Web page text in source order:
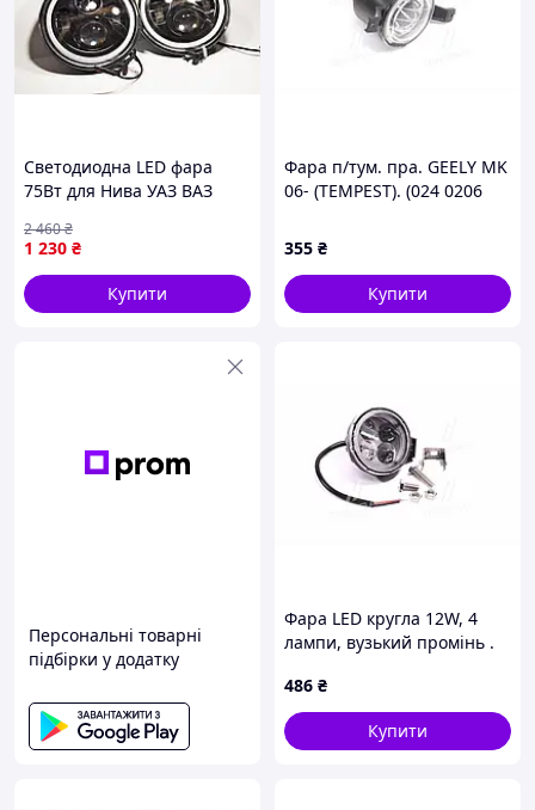
Светодиодна LED фара
75Вт для Нива УАЗ ВАЗ
мотоцикл ближній дальній
світло
1 230 ₴
2 460₴
Купити
Фара п/тум. пра. GEELY MK
06- (TEMPEST). (024 0206
355 ₴
Купити
Персональні товарні
підбірки у додатку
Фара LED кругла 12W, 4
лампи, вузький промінь .
486 ₴
Купити